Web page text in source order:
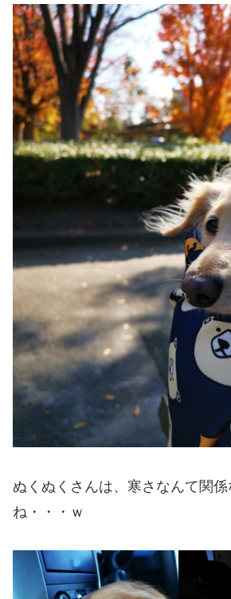
ぬくぬくさんは、寒さなんて関
ね・・・ｗ